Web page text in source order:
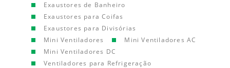
Exaustores de Banheiro
Exaustores para Coifas
Exaustores para Divisórias
Mini Ventiladores
Mini Ventiladores AC
Mini Ventiladores DC
Ventiladores para Refrigeração